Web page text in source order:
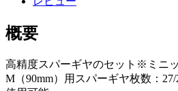
概要
高精度スパーギヤのセット※ミニ
M（90mm）用スパーギヤ枚数：